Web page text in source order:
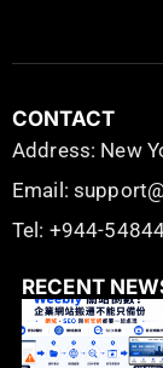
CONTACT
Address: New
Email:
Tel: +944-
RECENT